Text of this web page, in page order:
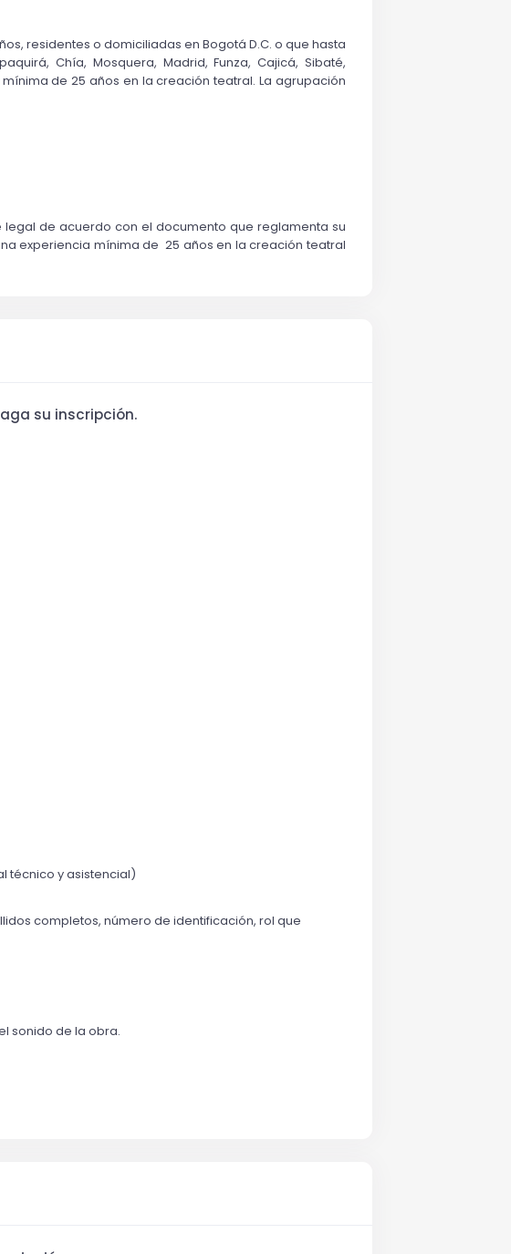
residentes o domiciliadas en Bogotá D.C. o que hasta
Chía, Mosquera, Madrid, Funza, Cajicá, Sibaté,
de 25 años en la creación teatral. La agrupación
legal de acuerdo con el documento que reglamenta su
experiencia mínima de  25 años en la creación teatral
su inscripción.
técnico y asistencial)
completos, número de identificación, rol que
sonido de la obra.